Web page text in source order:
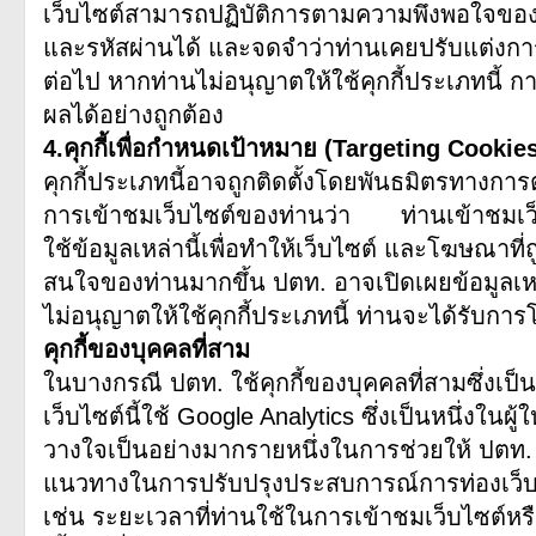
เว็บไซต์สามารถปฏิบัติการตามความพึงพอใจข
และรหัสผ่านได้ และจดจำว่าท่านเคยปรับแต่งก
ต่อไป หากท่านไม่อนุญาตให้ใช้คุกกี้ประเภทนี้ ก
ผลได้อย่างถูกต้อง
4.คุกกี้เพื่อกำหนดเป้าหมาย (Targeting
คุกกี้ประเภทนี้อาจถูกติดตั้งโดยพันธมิตรทางกา
การเข้าชมเว็บไซต์ของท่านว่า ท่านเข้าชมเว็
ใช้ข้อมูลเหล่านี้เพื่อทำให้เว็บไซต์ และโฆษณา
สนใจของท่านมากขึ้น ปตท. อาจเปิดเผยข้อมูล
ไม่อนุญาตให้ใช้คุกกี้ประเภทนี้ ท่านจะได้รับการ
คุกกี้ของบุคคลที่สาม
ในบางกรณี ปตท. ใช้คุกกี้ของบุคคลที่สามซึ่งเป็
เว็บไซต์นี้ใช้ Google Analytics ซึ่งเป็นหนึ่งในผู้
วางใจเป็นอย่างมากรายหนึ่งในการช่วยให้ ปต
แนวทางในการปรับปรุงประสบการณ์การท่องเ
เช่น ระยะเวลาที่ท่านใช้ในการเข้าชมเว็บไซต์